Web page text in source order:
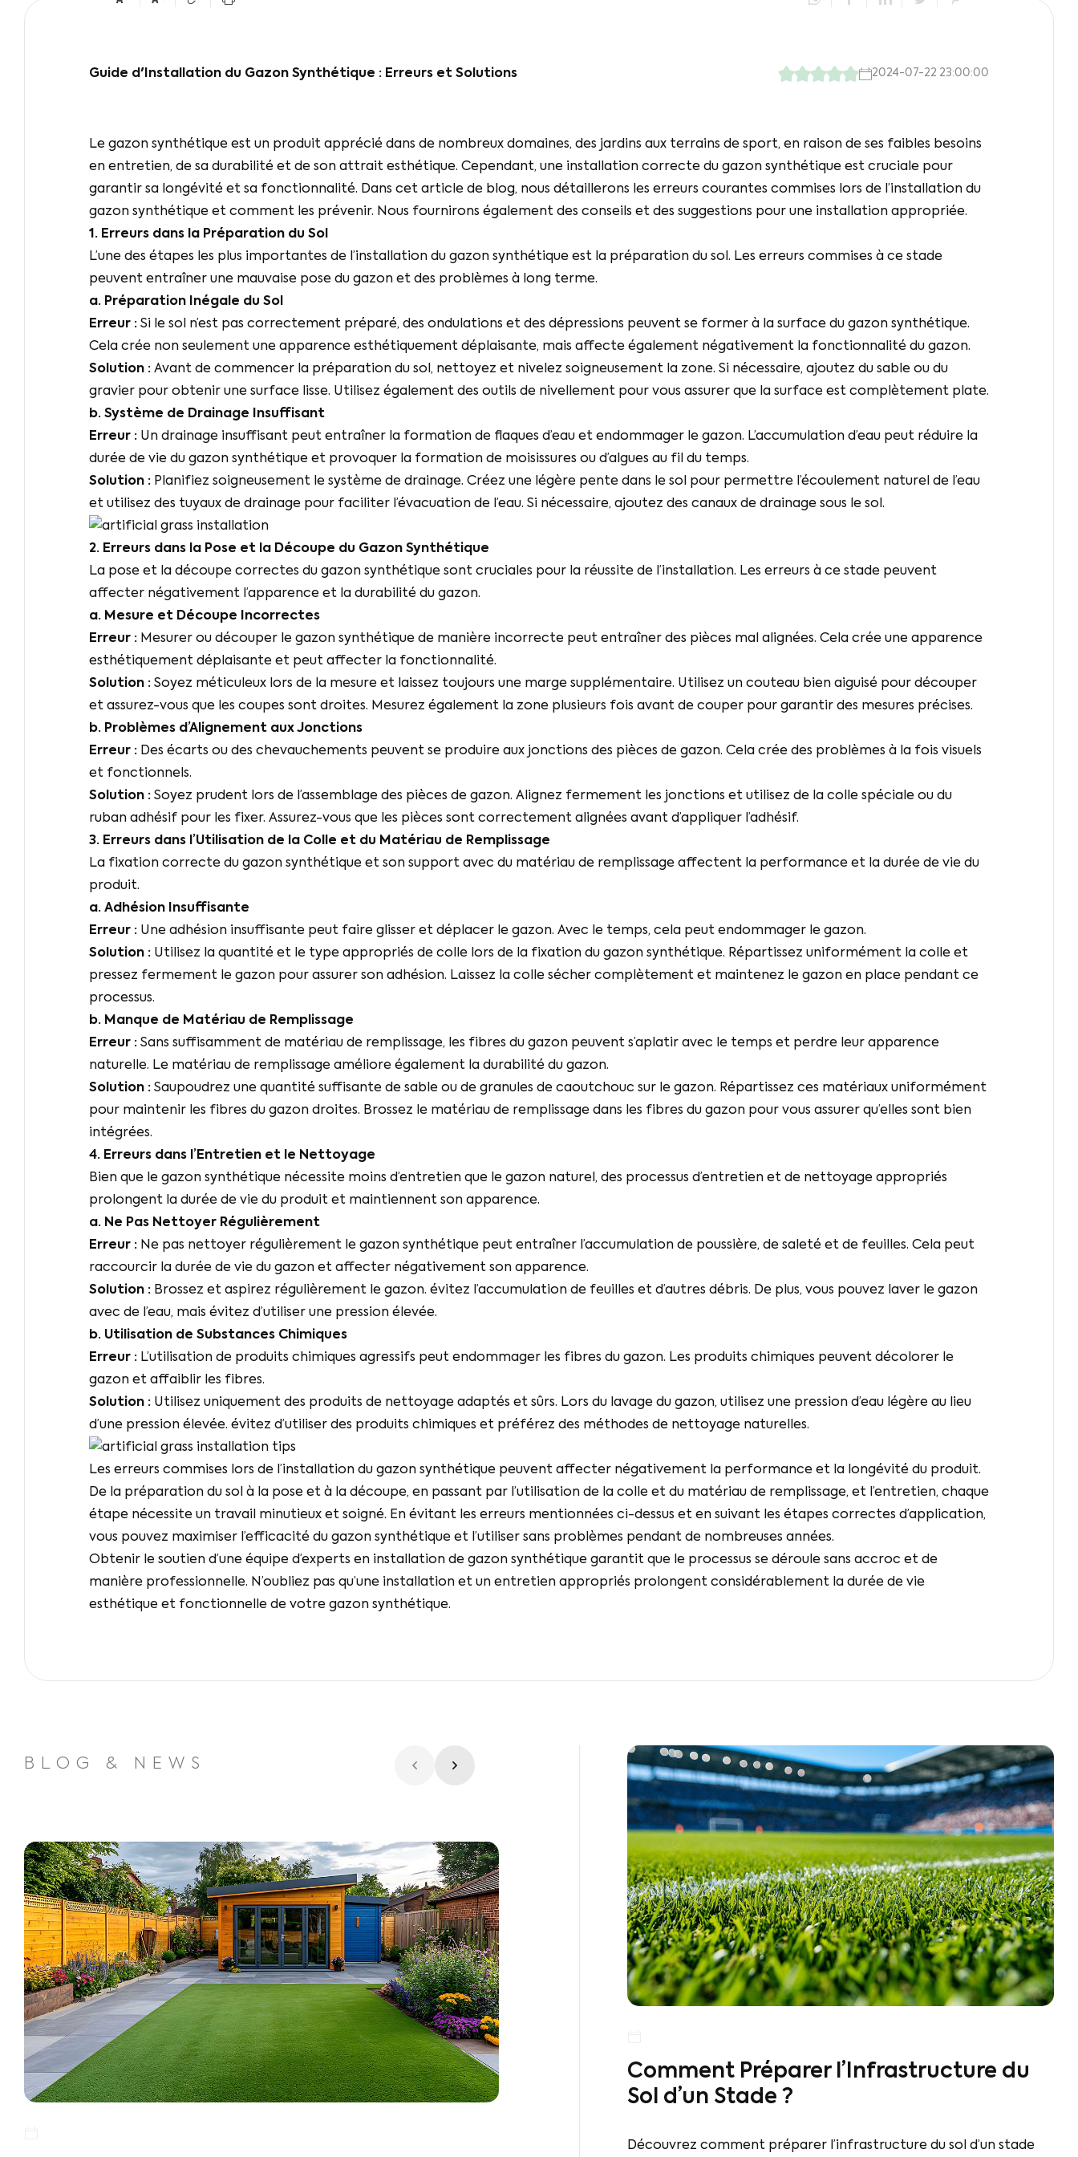
Guide d'Installation du Gazon Synthétique : Erreurs et Solutions 2024-07-22 23:00:00
Le gazon synthétique est un produit apprécié dans de nombreux domaines, des jardins aux terrains de sport, en raison de ses faibles besoins
en entretien, de sa durabilité et de son attrait esthétique. Cependant, une installation correcte du gazon synthétique est cruciale pour
garantir sa longévité et sa fonctionnalité. Dans cet article de blog, nous détaillerons les erreurs courantes commises lors de l’installation du
gazon synthétique et comment les prévenir. Nous fournirons également des conseils et des suggestions pour une installation appropriée.
1. Erreurs dans la Préparation du Sol
L’une des étapes les plus importantes de l’installation du gazon synthétique est la préparation du sol. Les erreurs commises à ce stade
peuvent entraîner une mauvaise pose du gazon et des problèmes à long terme.
a. Préparation Inégale du Sol
Erreur : Si le sol n’est pas correctement préparé, des ondulations et des dépressions peuvent se former à la surface du gazon synthétique.
Cela crée non seulement une apparence esthétiquement déplaisante, mais affecte également négativement la fonctionnalité du gazon.
Solution : Avant de commencer la préparation du sol, nettoyez et nivelez soigneusement la zone. Si nécessaire, ajoutez du sable ou du
gravier pour obtenir une surface lisse. Utilisez également des outils de nivellement pour vous assurer que la surface est complètement plate.
b. Système de Drainage Insuffisant
Erreur : Un drainage insuffisant peut entraîner la formation de flaques d’eau et endommager le gazon. L’accumulation d’eau peut réduire la
durée de vie du gazon synthétique et provoquer la formation de moisissures ou d’algues au fil du temps.
Solution : Planifiez soigneusement le système de drainage. Créez une légère pente dans le sol pour permettre l’écoulement naturel de l’eau
et utilisez des tuyaux de drainage pour faciliter l’évacuation de l’eau. Si nécessaire, ajoutez des canaux de drainage sous le sol.
2. Erreurs dans la Pose et la Découpe du Gazon Synthétique
La pose et la découpe correctes du gazon synthétique sont cruciales pour la réussite de l’installation. Les erreurs à ce stade peuvent
affecter négativement l’apparence et la durabilité du gazon.
a. Mesure et Découpe Incorrectes
Erreur : Mesurer ou découper le gazon synthétique de manière incorrecte peut entraîner des pièces mal alignées. Cela crée une apparence
esthétiquement déplaisante et peut affecter la fonctionnalité.
Solution : Soyez méticuleux lors de la mesure et laissez toujours une marge supplémentaire. Utilisez un couteau bien aiguisé pour découper
et assurez-vous que les coupes sont droites. Mesurez également la zone plusieurs fois avant de couper pour garantir des mesures précises.
b. Problèmes d’Alignement aux Jonctions
Erreur : Des écarts ou des chevauchements peuvent se produire aux jonctions des pièces de gazon. Cela crée des problèmes à la fois visuels
et fonctionnels.
Solution : Soyez prudent lors de l’assemblage des pièces de gazon. Alignez fermement les jonctions et utilisez de la colle spéciale ou du
ruban adhésif pour les fixer. Assurez-vous que les pièces sont correctement alignées avant d’appliquer l’adhésif.
3. Erreurs dans l’Utilisation de la Colle et du Matériau de Remplissage
La fixation correcte du gazon synthétique et son support avec du matériau de remplissage affectent la performance et la durée de vie du
produit.
a. Adhésion Insuffisante
Erreur : Une adhésion insuffisante peut faire glisser et déplacer le gazon. Avec le temps, cela peut endommager le gazon.
Solution : Utilisez la quantité et le type appropriés de colle lors de la fixation du gazon synthétique. Répartissez uniformément la colle et
pressez fermement le gazon pour assurer son adhésion. Laissez la colle sécher complètement et maintenez le gazon en place pendant ce
processus.
b. Manque de Matériau de Remplissage
Erreur : Sans suffisamment de matériau de remplissage, les fibres du gazon peuvent s’aplatir avec le temps et perdre leur apparence
naturelle. Le matériau de remplissage améliore également la durabilité du gazon.
Solution : Saupoudrez une quantité suffisante de sable ou de granules de caoutchouc sur le gazon. Répartissez ces matériaux uniformément
pour maintenir les fibres du gazon droites. Brossez le matériau de remplissage dans les fibres du gazon pour vous assurer qu’elles sont bien
intégrées.
4. Erreurs dans l’Entretien et le Nettoyage
Bien que le gazon synthétique nécessite moins d’entretien que le gazon naturel, des processus d’entretien et de nettoyage appropriés
prolongent la durée de vie du produit et maintiennent son apparence.
a. Ne Pas Nettoyer Régulièrement
Erreur : Ne pas nettoyer régulièrement le gazon synthétique peut entraîner l’accumulation de poussière, de saleté et de feuilles. Cela peut
raccourcir la durée de vie du gazon et affecter négativement son apparence.
Solution : Brossez et aspirez régulièrement le gazon. évitez l’accumulation de feuilles et d’autres débris. De plus, vous pouvez laver le gazon
avec de l’eau, mais évitez d’utiliser une pression élevée.
b. Utilisation de Substances Chimiques
Erreur : L’utilisation de produits chimiques agressifs peut endommager les fibres du gazon. Les produits chimiques peuvent décolorer le
gazon et affaiblir les fibres.
Solution : Utilisez uniquement des produits de nettoyage adaptés et sûrs. Lors du lavage du gazon, utilisez une pression d’eau légère au lieu
d’une pression élevée. évitez d’utiliser des produits chimiques et préférez des méthodes de nettoyage naturelles.
Les erreurs commises lors de l’installation du gazon synthétique peuvent affecter négativement la performance et la longévité du produit.
De la préparation du sol à la pose et à la découpe, en passant par l’utilisation de la colle et du matériau de remplissage, et l’entretien, chaque
étape nécessite un travail minutieux et soigné. En évitant les erreurs mentionnées ci-dessus et en suivant les étapes correctes d’application,
vous pouvez maximiser l’efficacité du gazon synthétique et l’utiliser sans problèmes pendant de nombreuses années.
Obtenir le soutien d’une équipe d’experts en installation de gazon synthétique garantit que le processus se déroule sans accroc et de
manière professionnelle. N’oubliez pas qu’une installation et un entretien appropriés prolongent considérablement la durée de vie
esthétique et fonctionnelle de votre gazon synthétique.
BLOG & NEWS
Comment Préparer l’Infrastructure du
Sol d’un Stade ?
Découvrez comment préparer l’infrastructure du sol d’un stade